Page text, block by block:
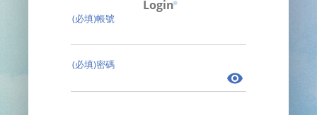
Login
(必填)帳號
(必填)密碼